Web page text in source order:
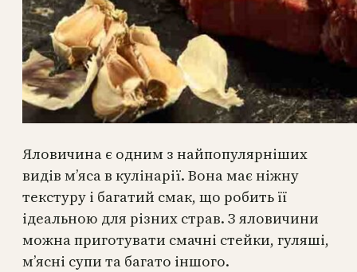
Яловичина є одним з найпопулярніших
видів м’яса в кулінарії. Вона має ніжну
текстуру і багатий смак, що робить її
ідеальною для різних страв. З яловичини
можна приготувати смачні стейки, гуляші,
м’ясні супи та багато іншого.